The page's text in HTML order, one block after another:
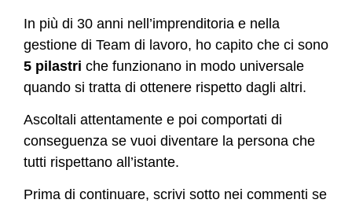
In più di 30 anni nell’imprenditoria e nella
gestione di Team di lavoro, ho capito che ci sono
5 pilastri che funzionano in modo universale
quando si tratta di ottenere rispetto dagli altri.
Ascoltali attentamente e poi comportati di
conseguenza se vuoi diventare la persona che
tutti rispettano all’istante.
Prima di continuare, scrivi sotto nei commenti se